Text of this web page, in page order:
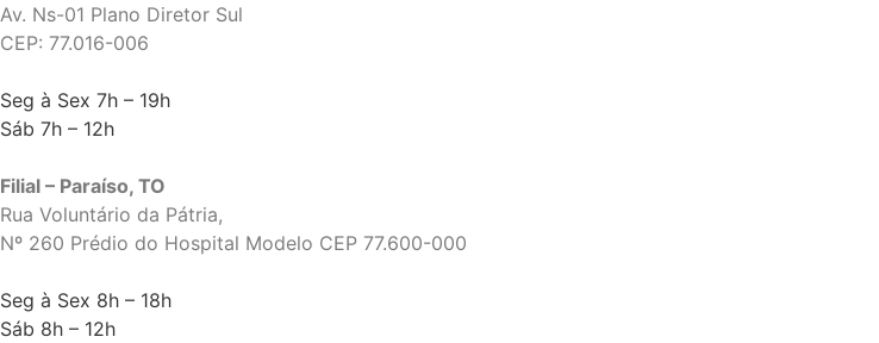
Av. Ns-01 Plano Diretor Sul
CEP: 77.016-006
Seg à Sex 7h – 19h
Sáb 7h – 12h
Filial – Paraíso, TO
Rua Voluntário da Pátria,
Nº 260 Prédio do Hospital Modelo CEP 77.600-000
Seg à Sex 8h – 18h
Sáb 8h – 12h